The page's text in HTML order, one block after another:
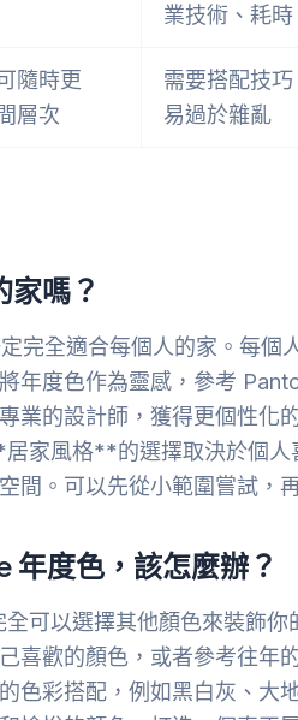
業技術、耗時
隨時更
層次
需要搭配技巧
易過於雜亂
嗎？
完全適合每個人的家。每個
年度色作為靈感，參考
業的設計師，獲得更個性化
家風格**的選擇取決於個
間。可以先從小範圍嘗試，
年度色，該怎麼辦？
可以選擇其他顏色來裝飾
喜歡的顏色，或者參考往年
色彩搭配，例如黑白灰、大